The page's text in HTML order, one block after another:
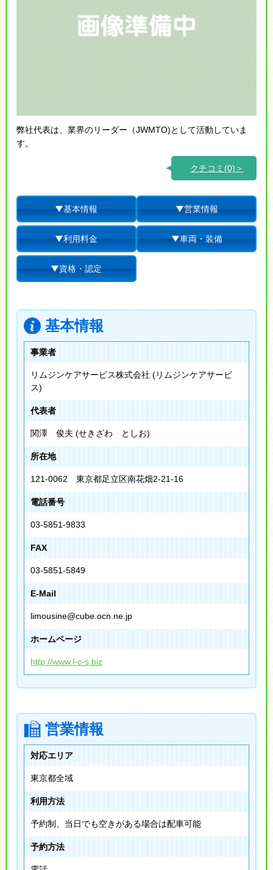
弊社代表は、業界のリーダー（JWMTO)として活動していま
す。
クチコミ(0)＞
基本情報 営業情報
利用料金 車両・装備
資格・認定
基本情報
事業者
リムジンケアサービス株式会社 (リムジンケアサービ
ス)
代表者
関澤 俊夫 (せきざわ としお)
所在地
121-0062 東京都足立区南花畑2-21-16
電話番号
03-5851-9833
FAX
03-5851-5849
E-Mail
limousine@cube.ocn.ne.jp
ホームページ
http://www.l-c-s.biz
営業情報
対応エリア
東京都全域
利用方法
予約制、当日でも空きがある場合は配車可能
予約方法